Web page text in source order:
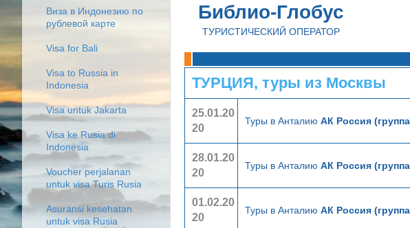
Библио-Глобус
ТУРИСТИЧЕСКИЙ ОПЕРАТОР
ТУРЦИЯ, туры из Москвы
25.01.20
20
Туры в Анталию АК Россия
28.01.20
20
Туры в Анталию АК Россия
01.02.20
20
Туры в Анталию АК Россия
Виза в Индонезию по
рублевой карте
Visa for Bali
Visa to Russia in
Indonesia
Visa untuk Jakarta
Visa ke Rusia di
Indonesia
Voucher perjalanan
untuk visa Turis Rusia
Asuransi kesehatan
untuk visa Rusia